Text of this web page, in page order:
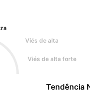
Viés de alta
Viés de alta forte
Tendência